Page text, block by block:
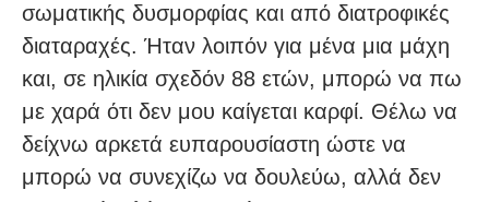
σωματικής δυσμορφίας και από διατροφικές
διαταραχές. Ήταν λοιπόν για μένα μια μάχη
και, σε ηλικία σχεδόν 88 ετών, μπορώ να πω
με χαρά ότι δεν μου καίγεται καρφί. Θέλω να
δείχνω αρκετά ευπαρουσίαστη ώστε να
μπορώ να συνεχίζω να δουλεύω, αλλά δεν